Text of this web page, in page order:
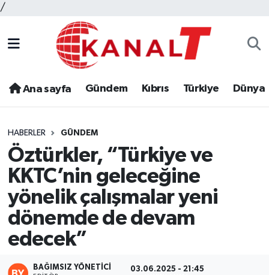
/
Ana sayfa Gündem Kıbrıs Türkiye Dünya
HABERLER GÜNDEM
Öztürkler, “Türkiye ve
KKTC’nin geleceğine
yönelik çalışmalar yeni
dönemde de devam
edecek”
BAĞIMSIZ YÖNETICI 03.06.2025 - 21:45